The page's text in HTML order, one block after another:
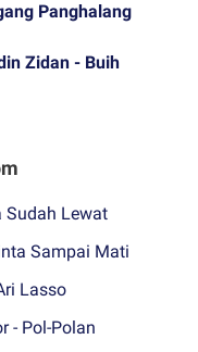
Panghalang
Zidan - Buih
Sudah Lewat
Sampai Mati
Lasso
- Pol-Polan